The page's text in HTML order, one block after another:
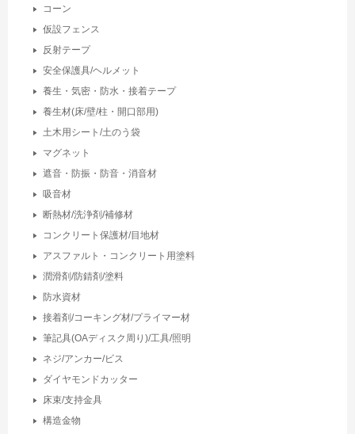
コーン
仮設フェンス
反射テープ
安全保護具/ヘルメット
養生・気密・防水・接着テープ
養生材(床/壁/柱・開口部用)
土木用シート/土のう袋
マグネット
遮音・防振・防音・消音材
吸音材
断熱材/洗浄剤/補修材
コンクリート保護材/目地材
アスファルト・コンクリート用塗料
潤滑剤/防錆剤/塗料
防水資材
接着剤/コーキング材/プライマー材
筆記具(OAディスク周り)/工具/照明
ネジ/アンカー/ビス
ダイヤモンドカッター
床束/支持金具
構造金物